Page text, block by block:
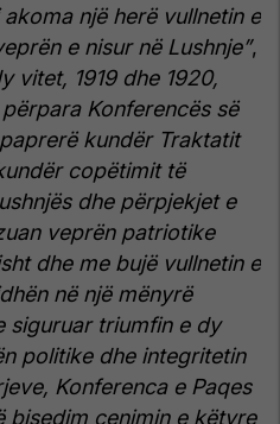
një herë vullnetin e
e nisur në Lushnje”,
vitet, 1919 dhe 1920,
Konferencës së
kundër Traktatit
copëtimit të
dhe përpjekjet e
veprën patriotike
dhe me bujë vullnetin e
në një mënyrë
siguruar triumfin e dy
politike dhe integritetin
Konferenca e Paqes
bisedim cenimin e këtyre